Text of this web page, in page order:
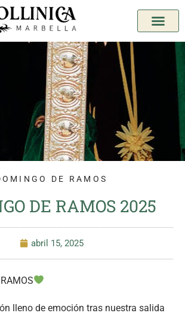
DE RAMOS
DE RAMOS 2025
abril 15, 2025
lleno de emoción tras nuestra salida